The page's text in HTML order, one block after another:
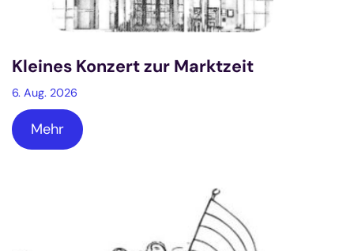
Kleines Konzert zur Marktzeit
6. Aug. 2026
Mehr